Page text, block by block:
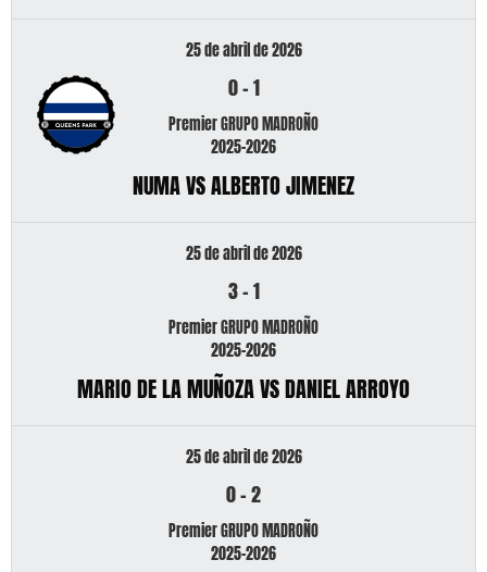
25 de abril de 2026
0-1
Premier GRUPO MADROÑO
2025-2026
NUMA VS ALBERTO JIMENEZ
25 de abril de 2026
3-1
Premier GRUPO MADROÑO
2025-2026
MARIO DE LA MUÑOZA VS DANIEL ARROYO
25 de abril de 2026
0-2
Premier GRUPO MADROÑO
2025-2026